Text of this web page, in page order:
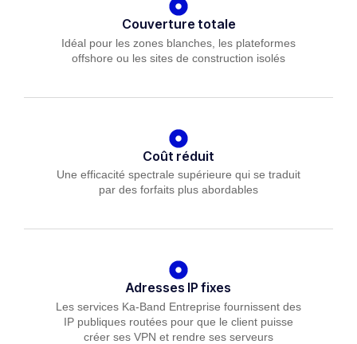
Couverture totale
Idéal pour les zones blanches, les plateformes
offshore ou les sites de construction isolés
Coût réduit
Une efficacité spectrale supérieure qui se traduit
par des forfaits plus abordables
Adresses IP fixes
Les services Ka-Band Entreprise fournissent des
IP publiques routées pour que le client puisse
créer ses VPN et rendre ses serveurs